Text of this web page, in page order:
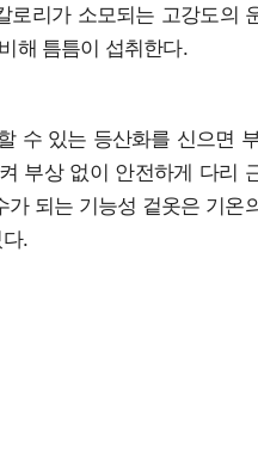
리가 소모되는 고강도의
해 틈틈이 섭취한다.
수 있는 등산화를 신으면
부상 없이 안전하게 다리
되는 기능성 겉옷은 기온
.